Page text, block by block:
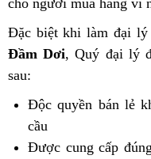
cho người mua hàng vì
Đặc biệt khi làm đại lý
Đầm Dơi, Quý đại lý
sau:
Độc quyền bán lẻ
cầu
Được cung cấp